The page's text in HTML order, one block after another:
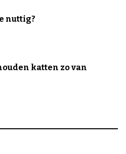
nuttig?
katten zo van